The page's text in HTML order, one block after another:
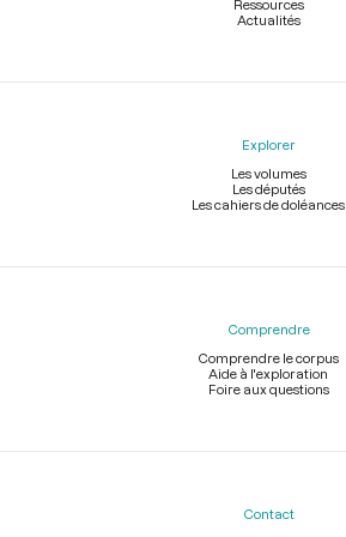
Ressources
Actualités
Explorer
Les volumes
Les députés
Les cahiers de doléances
Comprendre
Comprendre le corpus
Aide à l'exploration
Foire aux questions
Contact